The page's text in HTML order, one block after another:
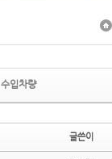
수입차량
글쓴이